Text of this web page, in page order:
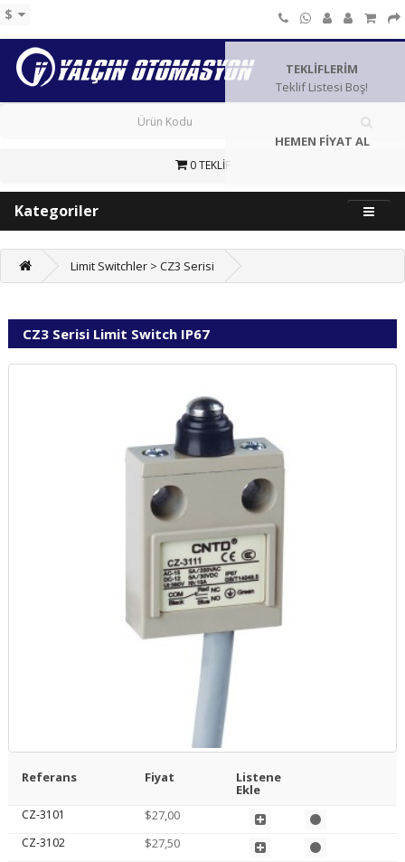
$
0 TEKLİF
TEKLİFLERİM
Teklif Listesi Boş!
HEMEN FİYAT AL
Kategoriler
Limit Switchler > CZ3 Serisi
CZ3 Serisi Limit Switch IP67
Referans Fiyat Listene
Ekle
CZ-3101 $27,00
CZ-3102 $27,50